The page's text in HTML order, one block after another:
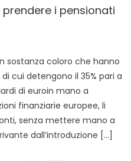
i pensionati
sostanza coloro che hanno
cui detengono il 35% pari a
di euroin mano a
finanziarie europee, li
senza mettere mano a
dall’introduzione […]